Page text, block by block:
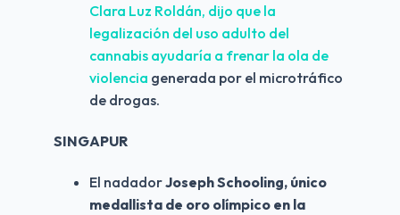
Clara Luz Roldán, dijo que la
legalización del uso adulto del
cannabis ayudaría a frenar la ola de
violencia generada por el microtráfico
de drogas.
SINGAPUR
El nadador Joseph Schooling, único
medallista de oro olímpico en la